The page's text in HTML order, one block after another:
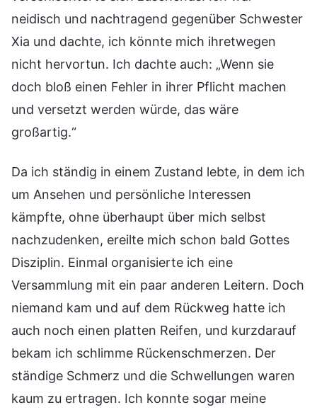
neidisch und nachtragend gegenüber Schwester
Xia und dachte, ich könnte mich ihretwegen
nicht hervortun. Ich dachte auch: „Wenn sie
doch bloß einen Fehler in ihrer Pflicht machen
und versetzt werden würde, das wäre
großartig.“
Da ich ständig in einem Zustand lebte, in dem ich
um Ansehen und persönliche Interessen
kämpfte, ohne überhaupt über mich selbst
nachzudenken, ereilte mich schon bald Gottes
Disziplin. Einmal organisierte ich eine
Versammlung mit ein paar anderen Leitern. Doch
niemand kam und auf dem Rückweg hatte ich
auch noch einen platten Reifen, und kurzdarauf
bekam ich schlimme Rückenschmerzen. Der
ständige Schmerz und die Schwellungen waren
kaum zu ertragen. Ich konnte sogar meine